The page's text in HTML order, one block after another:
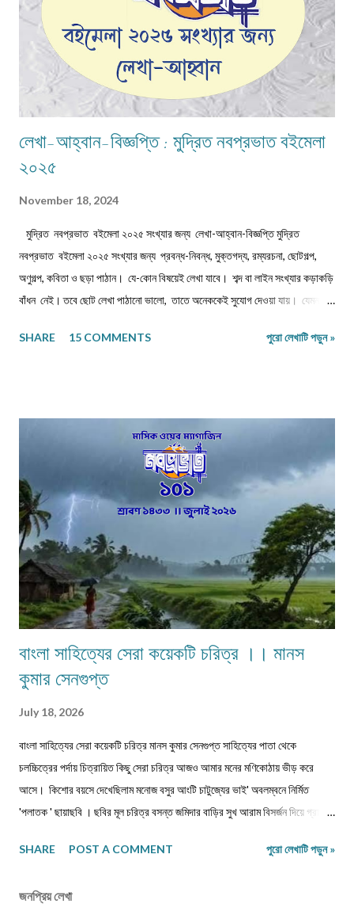
লেখা-আহ্বান-বিজ্ঞপ্তি : মুদ্রিত নবপ্রভাত বইমেলা
২০২৫
November 18, 2024
মুদ্রিত নবপ্রভাত বইমেলা ২০২৫ সংখ্যার জন্য লেখা-আহ্বান-বিজ্ঞপ্তি মুদ্রিত
নবপ্রভাত বইমেলা ২০২৫ সংখ্যার জন্য প্রবন্ধ-নিবন্ধ, মুক্তগদ্য, রম্যরচনা, ছোটগল্প,
অণুগল্প, কবিতা ও ছড়া পাঠান। যে-কোন বিষয়েই লেখা যাবে। শব্দ বা লাইন সংখ্যার কড়াকড়ি
বাঁধন নেই। তবে ছোট লেখা পাঠানো ভালো, তাতে অনেককেই সুযোগ দেওয়া যায়। যেমন,
৮০০-৯০০ শব্দে, প্রবন্ধ/নিবন্ধ ১৫০০-১৬০০ শব্দে। তবে এ বাঁধন 'অবশ্যমান্য' নয়। সম্পূর্ণ
সঙ্গে দেবেন নিজের নাম, ঠিকানা এবং ফোন ও whatsapp নম্বর। (ছবি দেওয়ার দরকার
নেই।) ১) মেলের সাবজেক্ট লাইনে লিখবেন 'মুদ্রিত নবপ্রভাত বইমেলা সংখ্যা ২০২৬-এর
জন্য'। ২) বানানের দিকে বিশেষ নজর দেবেন। ৩) য...
SHARE 15 COMMENTS পুরো লেখাটি পড়ুন »
বাংলা সাহিত্যের সেরা কয়েকটি চরিত্র ।। মানস
কুমার সেনগুপ্ত
July 18, 2026
বাংলা সাহিত্যের সেরা কয়েকটি চরিত্র মানস কুমার সেনগুপ্ত সাহিত্যের পাতা থেকে
চলচ্চিত্রের পর্দায় চিত্রায়িত কিছু সেরা চরিত্র আজও আমার মনের মণিকোঠায় ভীড় করে
আসে। কিশোর বয়সে দেখেছিলাম মনোজ বসুর আংটি চাটুজ্যের ভাই' অবলম্বনে নির্মিত
'পলাতক ' ছায়াছবি ‌। ছবির মূল চরিত্র বসন্ত জমিদার বাড়ির সুখ আরাম বিসর্জন দিয়ে গ্রামের
নিজেকে একাত্ম করে নিয়ে ভেবেছি, এমনটা যদি আমি পারতাম। ছবিতে বসন্ত জীবন পথের
'অতিথি ' গল্প নিয়ে নির্মিত ছায়াছবির মূল চরিত্র তারাপদও কৈশোরকালেই বেড়িয়ে পড়েছিল
SHARE POST A COMMENT পুরো লেখাটি পড়ুন »
জনপ্রিয় লেখা